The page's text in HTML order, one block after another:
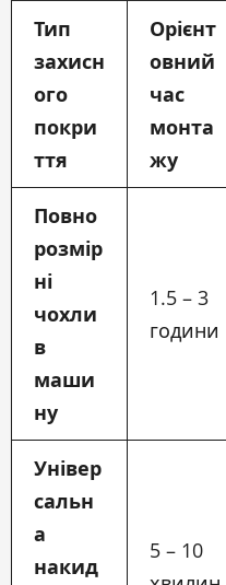
Тип
захисн
ого
покри
ття
Орієнт
овний
час
монта
жу
Повно
розмір
ні
чохли
в
маши
ну
1.5 – 3
години
Універ
сальн
а
накид
5 – 10